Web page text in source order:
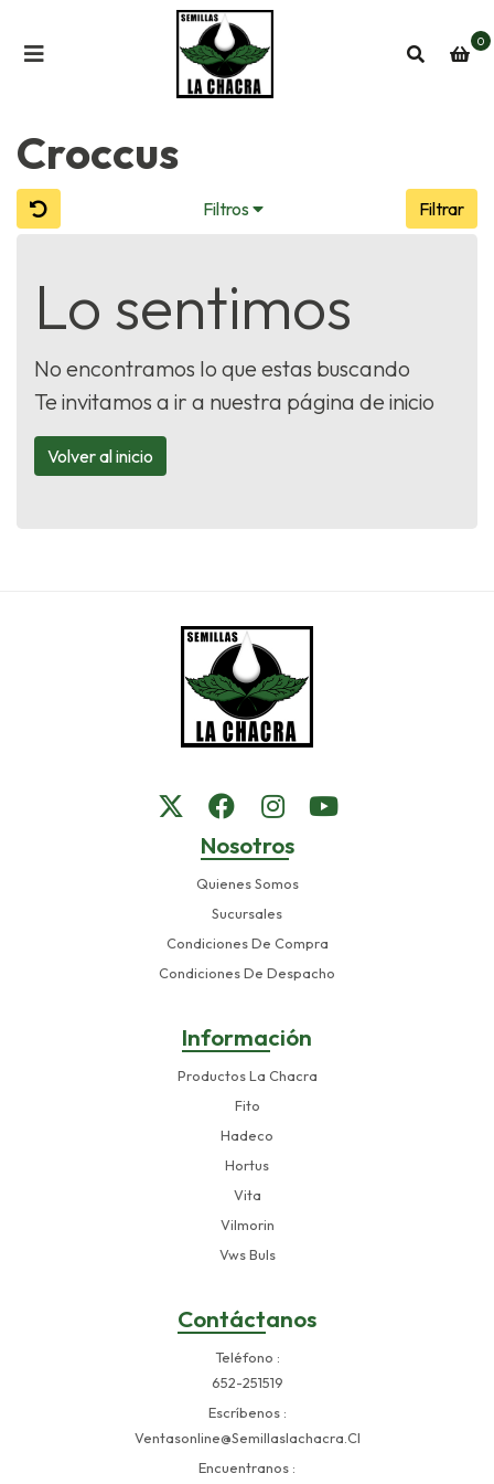
0
Croccus
Filtros Filtrar
Lo sentimos
No encontramos lo que estas buscando
Te invitamos a ir a nuestra página de inicio
Volver al inicio
Nosotros
Quienes Somos
Sucursales
Condiciones De Compra
Condiciones De Despacho
Información
Productos La Chacra
Fito
Hadeco
Hortus
Vita
Vilmorin
Vws Buls
Contáctanos
Teléfono
652-251519
Escríbenos
Ventasonline@semillaslachacra.cl
Encuentranos